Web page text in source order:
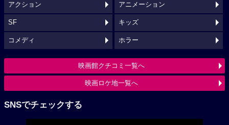
アクション アニメーション
SF キッズ
コメディ ホラー
映画館クチコミ一覧へ
映画ロケ地一覧へ
SNSでチェックする